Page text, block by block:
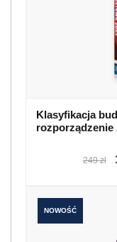
Klasyfikacja
rozporządzenie
249 zł
NOWOŚĆ